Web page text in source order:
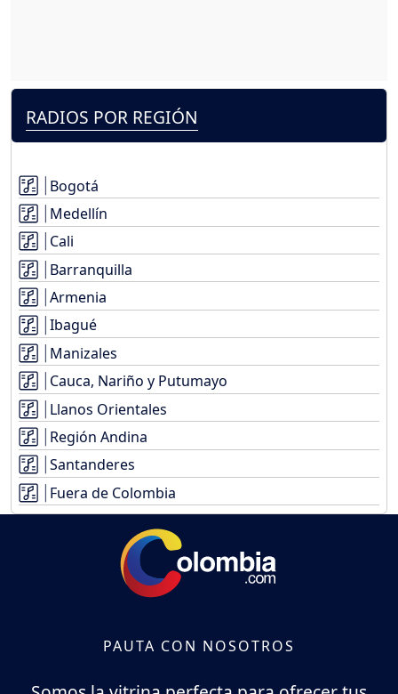
RADIOS POR REGIÓN
Bogotá
Medellín
Cali
Barranquilla
Armenia
Ibagué
Manizales
Cauca, Nariño y Putumayo
Llanos Orientales
Región Andina
Santanderes
Fuera de Colombia
PAUTA CON NOSOTROS